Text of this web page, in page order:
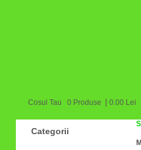
Cosul Tau 0 Produse | 0.00 Lei
Categorii